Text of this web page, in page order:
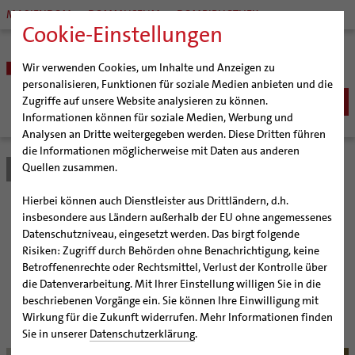
Cookie-Einstellungen
Wir verwenden Cookies, um Inhalte und Anzeigen zu
personalisieren, Funktionen für soziale Medien anbieten und die
Zugriffe auf unsere Website analysieren zu können.
Informationen können für soziale Medien, Werbung und
Analysen an Dritte weitergegeben werden. Diese Dritten führen
die Informationen möglicherweise mit Daten aus anderen
Quellen zusammen.
Hierbei können auch Dienstleister aus Drittländern, d.h.
insbesondere aus Ländern außerhalb der EU ohne angemessenes
Datenschutzniveau, eingesetzt werden. Das birgt folgende
Risiken: Zugriff durch Behörden ohne Benachrichtigung, keine
Betroffenenrechte oder Rechtsmittel, Verlust der Kontrolle über
die Datenverarbeitung. Mit Ihrer Einstellung willigen Sie in die
beschriebenen Vorgänge ein. Sie können Ihre Einwilligung mit
Wirkung für die Zukunft widerrufen. Mehr Informationen finden
Sie in unserer Datenschutzerklärung.
MARIENDOM DOMMUSEUM DOMBIBLIOTHEK
BISTUM
Bischöfe
Weihbischof Dr. Martin Marahrens
Bischof em. Norbert Trelle
Weihbischof em. Bongartz
Weihbischof em. Schwerdtfeger
Weihbischof em. Koitz
Bischof em. Dr. Wüstenberg
Generalvikariat
Gremien
Diözesangericht
Gemeindegremien
Pfarrgemeinden
Hildesheimer Dom
Virtueller Rundgang durch den Dom
Tausendjähriger Rosenstock
Die Hildesheimer Dommusik
Wallfahrten | Pilgern
Termine Wallfahrten und Pilgern
Jakobswege im Bistum Hildesheim
Veranstaltungen
Strategieprozess
Jugend
Bistum Hildesheim
Lieben, vertrauen und
zutrauen
Bistum ehrte Bischof Dr. Josef Homeyer mit einem
Jugenpastoralen Symposium